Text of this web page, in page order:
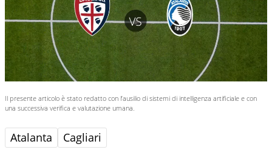
Il presente articolo è stato redatto con l’ausilio di sistemi di intelligenza artificiale e con
una successiva verifica e valutazione umana.
Atalanta Cagliari